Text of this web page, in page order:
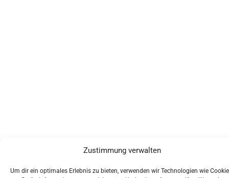
Zustimmung verwalten
Um dir ein optimales Erlebnis zu bieten, verwenden wir Technologien wie